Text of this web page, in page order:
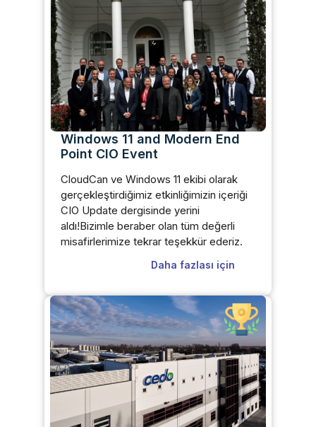
Windows 11 and Modern End
Point CIO Event
CloudCan ve Windows 11 ekibi olarak
gerçekleştirdiğimiz etkinliğimizin içeriği
CIO Update dergisinde yerini
aldı!Bizimle beraber olan tüm değerli
misafirlerimize tekrar teşekkür ederiz.
Daha fazlası için